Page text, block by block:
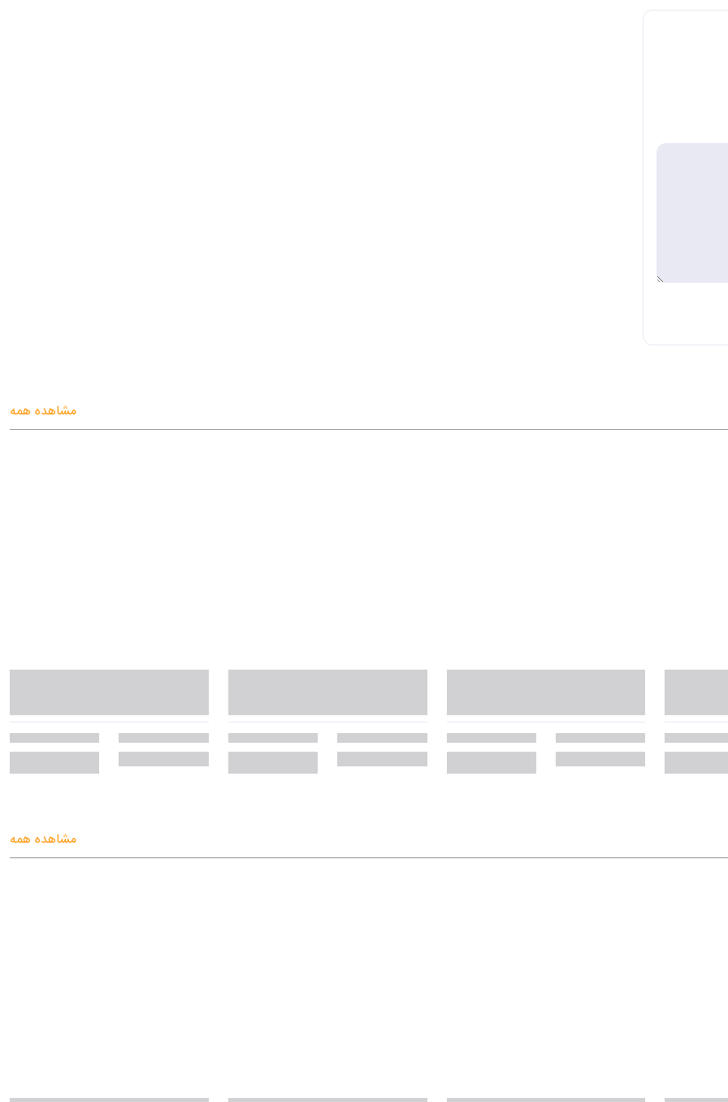
مشاهده همه
مشاهده همه